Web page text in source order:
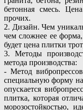
бетонная смесь.
прочих.
2. Дизайн. Чем
чем сложнее ее
будет цена плитки
3. Методы
метода производства:
- Метод
специальную форму на
опускается
плитка, которая
морозостойкостью,